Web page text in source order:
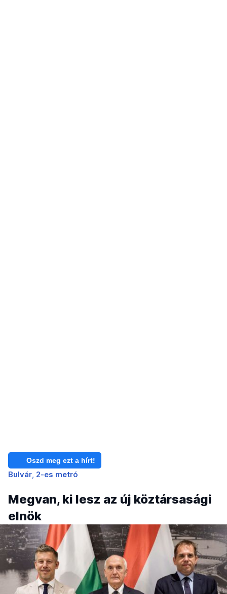
Oszd meg ezt a hírt!
Bulvár 2-es metró
Megvan, ki lesz az új köztársasági
elnök